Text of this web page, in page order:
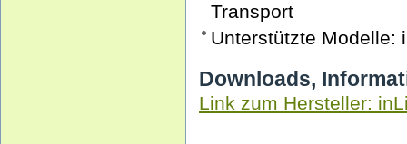
Transport
Unterstützte Modelle:
Downloads,
Link zum Hersteller: